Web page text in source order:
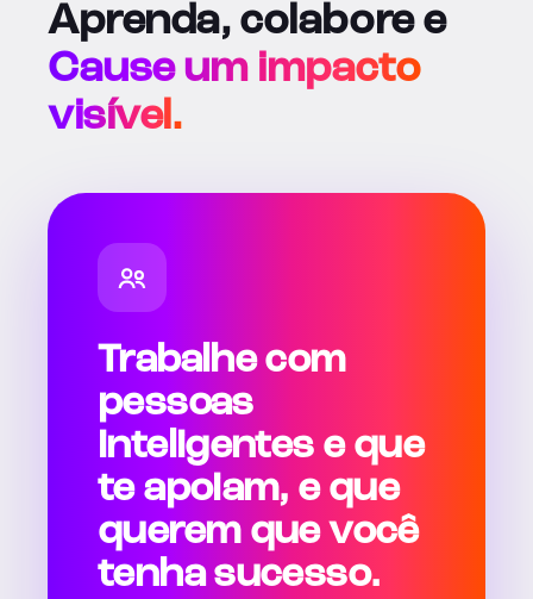
Aprenda, colabore e
Cause um impacto
visível.
Trabalhe com
pessoas
inteligentes e que
te apoiam, e que
querem que você
tenha sucesso.